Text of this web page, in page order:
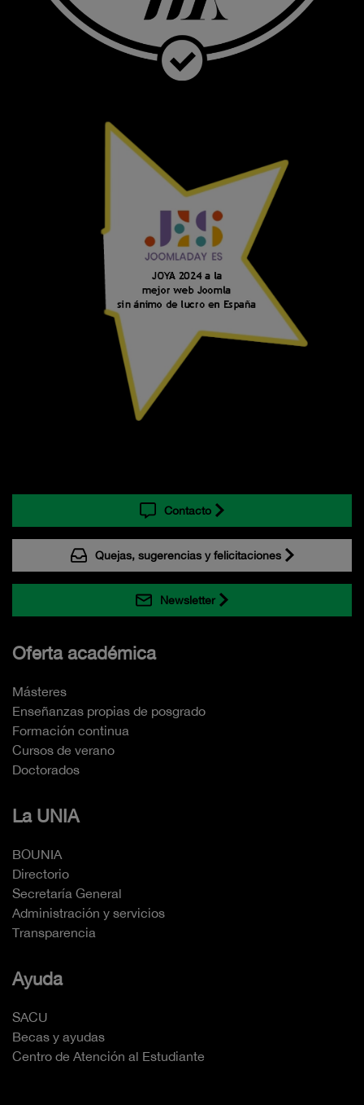
Contacto
Quejas, sugerencias y felicitaciones
Newsletter
Oferta académica
Másteres
Enseñanzas propias de posgrado
Formación continua
Cursos de verano
Doctorados
La UNIA
BOUNIA
Directorio
Secretaría General
Administración y servicios
Transparencia
Ayuda
SACU
Becas y ayudas
Centro de Atención al Estudiante